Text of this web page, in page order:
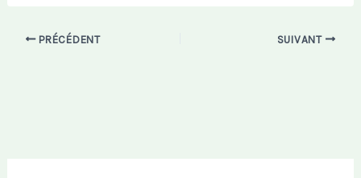
PRÉCÉDENT SUIVANT